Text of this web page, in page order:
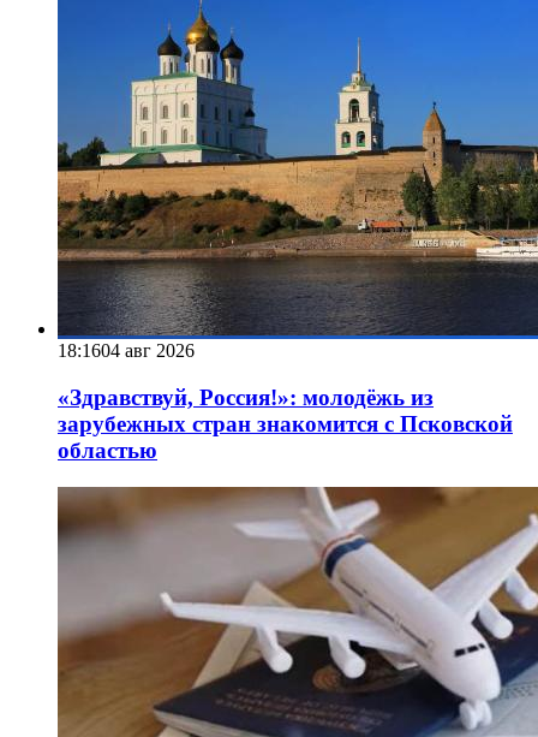
18:1604 авг 2026
«Здравствуй, Россия!»: молодёжь из
зарубежных стран знакомится с Псковской
областью